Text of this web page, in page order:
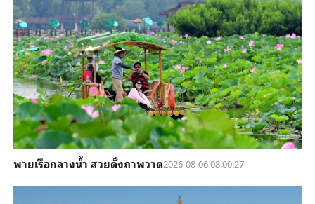
พายเรือกลางน้ำ สวยดั่งภาพวาด2026-08-06 08:00:27